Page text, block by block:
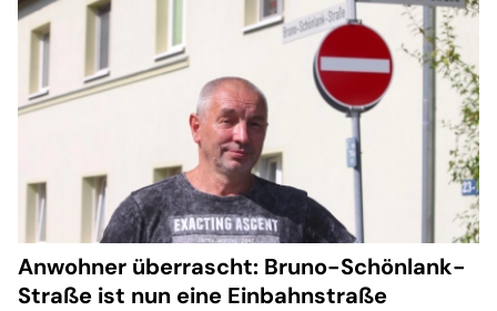
Anwohner überrascht: Bruno-Schönlank-
Straße ist nun eine Einbahnstraße